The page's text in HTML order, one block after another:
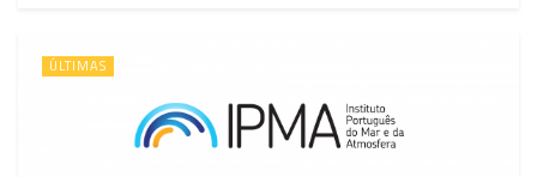
ÚLTIMAS